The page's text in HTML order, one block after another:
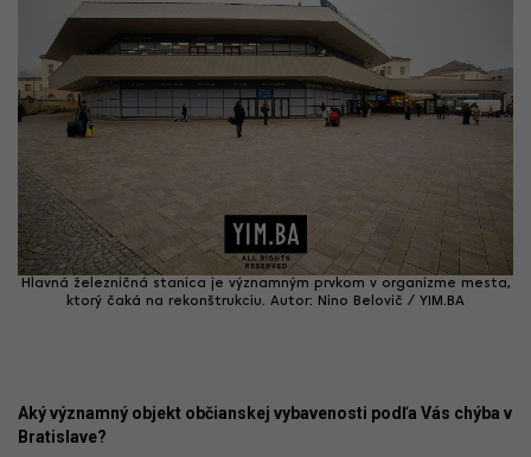
Hlavná železničná stanica je významným prvkom v organizme mesta,
ktorý čaká na rekonštrukciu. Autor: Nino Belovič / YIM.BA
Aký významný objekt občianskej vybavenosti podľa Vás chýba v
Bratislave?